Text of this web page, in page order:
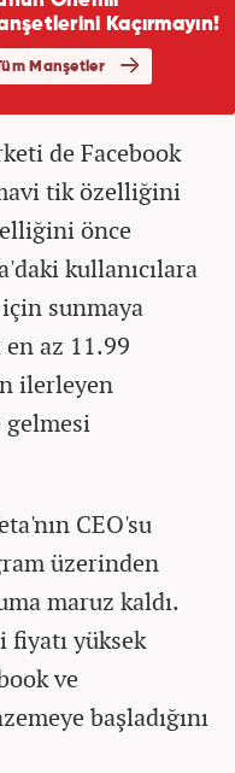
de Facebook
tik özelliğini
önce
kullanıcılara
sunmaya
en az 11.99
ilerleyen
gelmesi
CEO'su
üzerinden
maruz kaldı.
fiyatı yüksek
ve
başladığını